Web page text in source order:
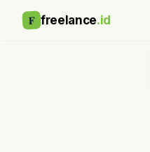
F freelance.id